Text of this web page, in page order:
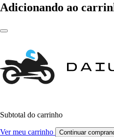
Adicionando ao
Subtotal do carrinho
Ver meu carrinho Continuar